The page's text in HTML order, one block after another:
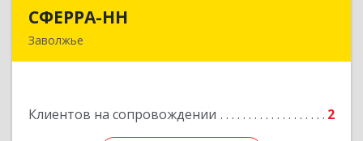
СФЕРРА-НН
Заволжье
Клиентов на сопровождении 2